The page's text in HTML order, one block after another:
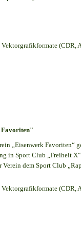
(CDR,
Favoriten"
„Eisenwerk Favoriten“
in Sport Club „Freiheit
Verein dem Sport Club
(CDR,